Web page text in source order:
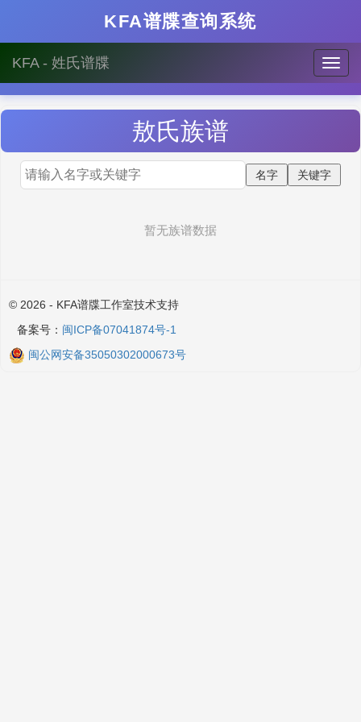
KFA谱牒查询系统
KFA - 姓氏谱牒
敖氏族谱
暂无族谱数据
© 2026 - KFA谱牒工作室技术支持
备案号： 闽ICP备07041874号-1
闽公网安备35050302000673号